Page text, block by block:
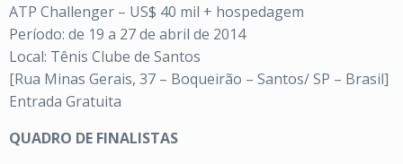
ATP Challenger – US$ 40 mil + hospedagem
Período: de 19 a 27 de abril de 2014
Local: Tênis Clube de Santos
[Rua Minas Gerais, 37 – Boqueirão – Santos/ SP – Brasil]
Entrada Gratuita
QUADRO DE FINALISTAS